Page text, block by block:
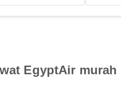
EgyptAir